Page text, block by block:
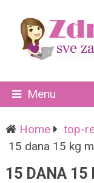
Menu
Home
top-
15 dana 15 kg
15 DANA 15